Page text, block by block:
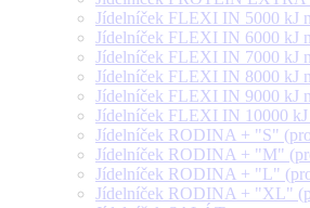
Jídelníček FLEXI IN 5000 kJ
Jídelníček FLEXI IN 6000 kJ
Jídelníček FLEXI IN 7000 kJ
Jídelníček FLEXI IN 8000 kJ
Jídelníček FLEXI IN 9000 kJ
Jídelníček FLEXI IN 10000 kJ
Jídelníček RODINA + "S"
Jídelníček RODINA + "M"
Jídelníček RODINA + "L"
Jídelníček RODINA + "XL"